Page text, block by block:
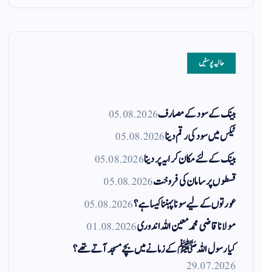
حالیہ پوسٹیں
بینک کے سود کے مصارف05.08.2026
ٹیکس میں سود کی رقم دینا05.08.2026
بینک کے لئے مکان کرایہ پر دینا05.08.2026
قسطوں پر سامان کی فروخت05.08.2026
عورتوں کے لیے سونا پہننا کیسا ہے؟05.08.2026
مولانا قاضی محمد معین اللہ اندوری01.08.2026
کیا رسول اللہ ﷺ کے زمانے میں بچے مسجد آتے تھے؟
29.07.2026